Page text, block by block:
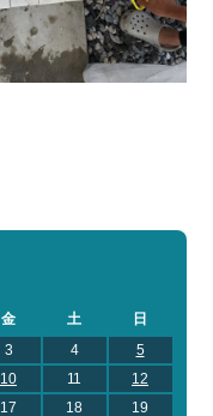
金 土
日
3 4
5
10 11
12
17 18
19